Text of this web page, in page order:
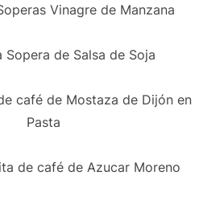
Vinagre de Manzana
Sopera de Salsa de Soja
café de Mostaza de Dijón en
Pasta
de café de Azucar Moreno